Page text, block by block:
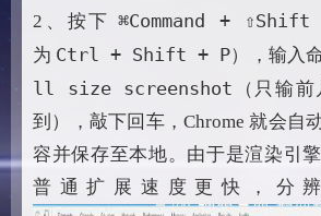
2、按下⌘Command +
为 Ctrl + Shift + P），输入
ll size screenshot （只输
到），敲下回车，Chrome 就会自
容并保存至本地。由于是渲染引
普通扩展速度更快，分